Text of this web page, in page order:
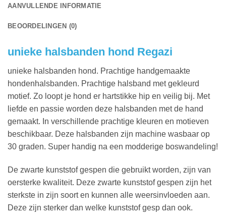
AANVULLENDE INFORMATIE
BEOORDELINGEN (0)
unieke halsbanden hond Regazi
unieke halsbanden hond. Prachtige handgemaakte
hondenhalsbanden. Prachtige halsband met gekleurd
motief. Zo loopt je hond er hartstikke hip en veilig bij. Met
liefde en passie worden deze halsbanden met de hand
gemaakt. In verschillende prachtige kleuren en motieven
beschikbaar. Deze halsbanden zijn machine wasbaar op
30 graden. Super handig na een modderige boswandeling!
De zwarte kunststof gespen die gebruikt worden, zijn van
oersterke kwaliteit. Deze zwarte kunststof gespen zijn het
sterkste in zijn soort en kunnen alle weersinvloeden aan.
Deze zijn sterker dan welke kunststof gesp dan ook.